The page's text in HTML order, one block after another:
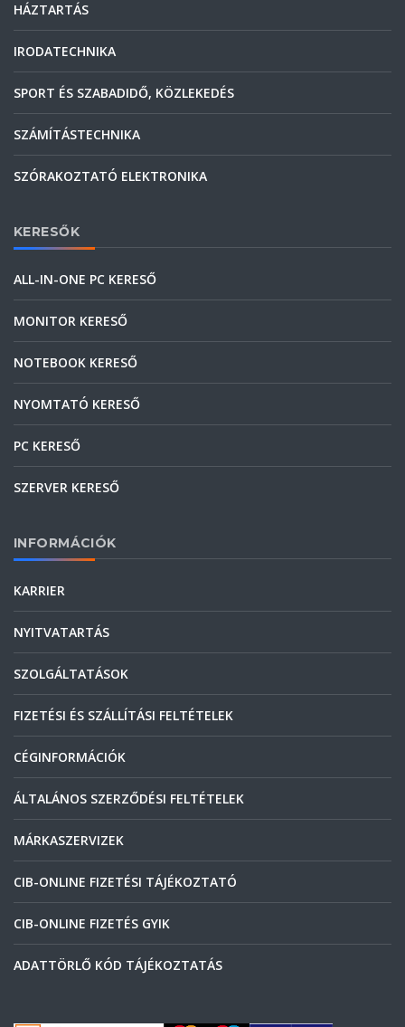
HÁZTARTÁS
IRODATECHNIKA
SPORT ÉS SZABADIDŐ, KÖZLEKEDÉS
SZÁMÍTÁSTECHNIKA
SZÓRAKOZTATÓ ELEKTRONIKA
KERESŐK
ALL-IN-ONE PC KERESŐ
MONITOR KERESŐ
NOTEBOOK KERESŐ
NYOMTATÓ KERESŐ
PC KERESŐ
SZERVER KERESŐ
INFORMÁCIÓK
KARRIER
NYITVATARTÁS
SZOLGÁLTATÁSOK
FIZETÉSI ÉS SZÁLLÍTÁSI FELTÉTELEK
CÉGINFORMÁCIÓK
ÁLTALÁNOS SZERZŐDÉSI FELTÉTELEK
MÁRKASZERVIZEK
CIB-ONLINE FIZETÉSI TÁJÉKOZTATÓ
CIB-ONLINE FIZETÉS GYIK
ADATTÖRLŐ KÓD TÁJÉKOZTATÁS